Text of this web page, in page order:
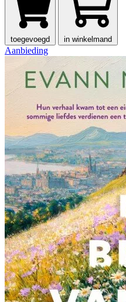
toegevoegd in winkelmand
Aanbieding